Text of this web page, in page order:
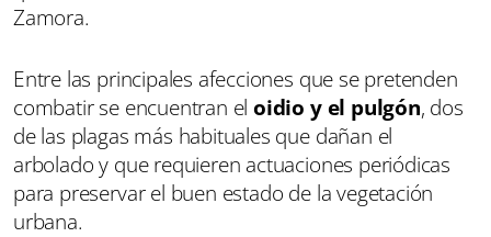
Zamora.
Entre las principales afecciones que se pretenden
combatir se encuentran eloidio y el pulgón, dos
de las plagas más habituales que dañan el
arbolado y que requieren actuaciones periódicas
para preservar el buen estado de la vegetación
urbana.